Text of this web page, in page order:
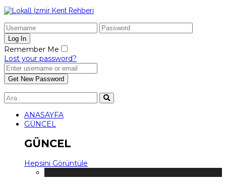
Remember Me
Lost your password?
ANASAYFA
GÜNCEL
GÜNCEL
Hepsini Görüntüle